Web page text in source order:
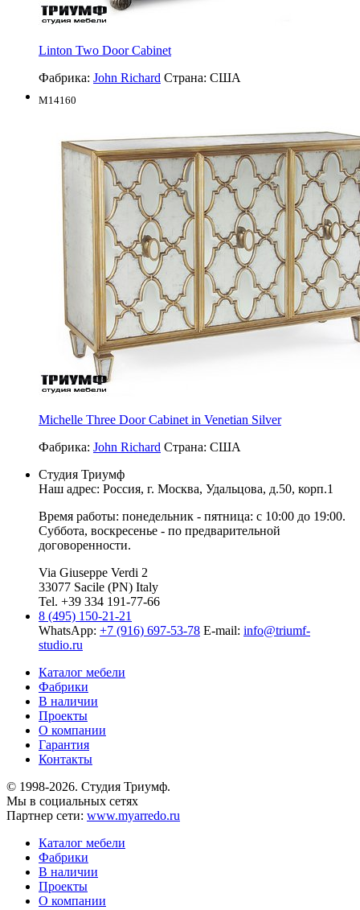
Linton Two Door Cabinet
Фабрика: John Richard Страна: США
M14160
Michelle Three Door Cabinet in Venetian Silver
Фабрика: John Richard Страна: США
Студия Триумф
Наш адрес: Россия, г. Москва, Удальцова, д.50, корп.1
Время работы: понедельник - пятница: с 10:00 до 19:00.
Суббота, воскресенье - по предварительной
договоренности.
Via Giuseppe Verdi 2
33077 Sacile (PN) Italy
Tel. +39 334 191-77-66
8 (495) 150-21-21
WhatsApp: +7 (916) 697-53-78 E-mail: info@triumf-
studio.ru
Каталог мебели
Фабрики
В наличии
Проекты
О компании
Гарантия
Контакты
© 1998-2026. Студия Триумф.
Мы в социальных сетях
Партнер сети: www.myarredo.ru
Каталог мебели
Фабрики
В наличии
Проекты
О компании